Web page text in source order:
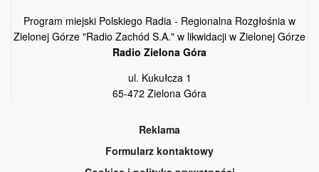
Program miejski Polskiego Radia - Regionalna Rozgłośnia w
Zielonej Górze "Radio Zachód S.A." w likwidacji w Zielonej Górze
Radio Zielona Góra
ul. Kukułcza 1
65-472 Zielona Góra
Reklama
Formularz kontaktowy